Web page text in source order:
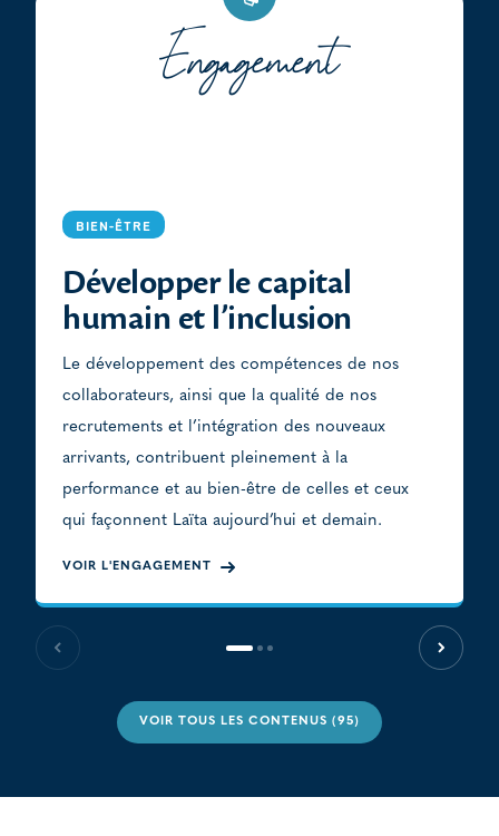
Engagement
BIEN-ÊTRE
Développer le capital
humain et l’inclusion
Le développement des compétences de nos
collaborateurs, ainsi que la qualité de nos
recrutements et l’intégration des nouveaux
arrivants, contribuent pleinement à la
performance et au bien-être de celles et ceux
qui façonnent Laïta aujourd’hui et demain.
VOIR L'ENGAGEMENT
Slide précédente Slide
VOIR TOUS LES CONTENUS (95)